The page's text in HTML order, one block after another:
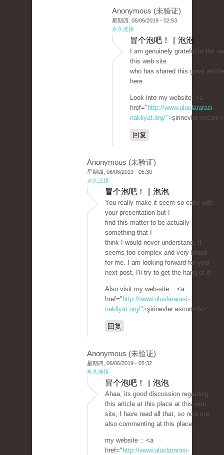
Anonymous (未验证)
星期四, 06/06/2019 - 02:53
永久连接
冒个泡吧！ | 泡泡
I am genuinely grateful to the
this web site
who has shared this great
here.
Look into my website; <a
href=" http://www.uluslararasi-
nakliyat.org/">şirinevler
回复
Anonymous (未验证)
星期四, 06/06/2019 - 05:30
永久连接
冒个泡吧！ | 泡泡
You really make it seem so easy with
your presentation but I
find this matter to be actually
something that I
think I would never understand. It
seems too complex and very broad
for me. I am looking forward for your
next post, I'll try to get the hang of it!
Also visit my web-site :: <a
href=" http://www.uluslararasi-
nakliyat.org/">şirinevler escort</a>
回复
Anonymous (未验证)
星期四, 06/06/2019 - 05:32
永久连接
冒个泡吧！ | 泡泡
Ahaa, its good discussion regarding
this article at this place at this web
site, I have read all that, so now me
also commenting at this place.
my website :: <a
href=" http://www.uluslararasi-